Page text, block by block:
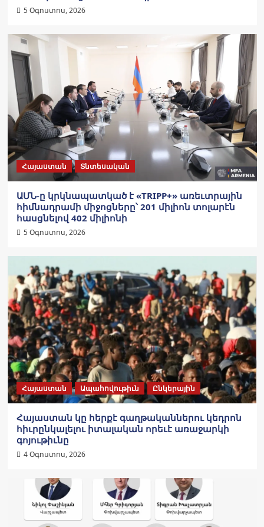
5 Օգոստոս, 2026
Հայաստան Տնտեսական
ԱՄՆ-ը կրկնապատկած է «TRIPP+» առեւտրային
հիմնադրամի միջոցները՝ 201 միլիոն տոլարէն
հասցնելով 402 միլիոնի
5 Օգոստոս, 2026
Հայաստան Ապահովութիւն Ընկերային
Հայաստան կը հերքէ գաղթականներու կեդրոն
հիւրընկալելու իտալական որեւէ առաջարկի
գոյութիւնը
4 Օգոստոս, 2026